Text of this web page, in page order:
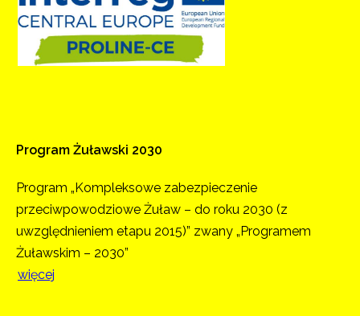
Program Żuławski 2030
Program „Kompleksowe zabezpieczenie
przeciwpowodziowe Żuław – do roku 2030 (z
uwzględnieniem etapu 2015)” zwany „Programem
Żuławskim – 2030”
więcej